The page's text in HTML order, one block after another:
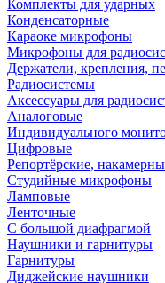
Комплекты для ударных
Конденсаторные
Караоке микрофоны
Микрофоны для
Держатели, крепления,
Радиосистемы
Аксессуары для
Аналоговые
Индивидуального
Цифровые
Репортёрские,
Студийные микрофоны
Ламповые
Ленточные
С большой диафрагмой
Наушники и гарнитуры
Гарнитуры
Диджейские наушники